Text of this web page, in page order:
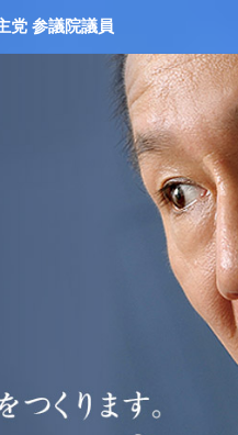
党 参議院議員